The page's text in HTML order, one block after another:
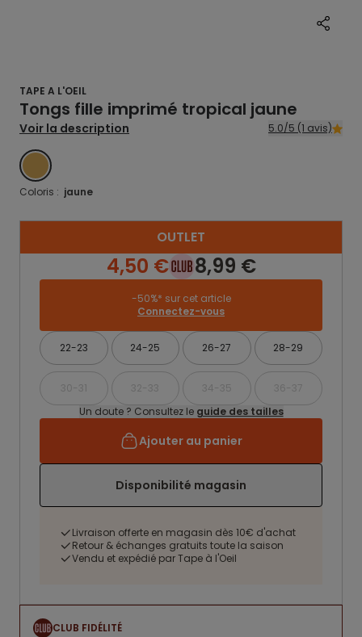
TAPE A L'OEIL
Tongs fille imprimé tropical jaune
Voir la description 5.0/5 (1 avis)
JAUNE
Coloris : jaune
OUTLET
4,50 € 8,99 €
-50%* sur cet article
Connectez-vous
22-23 24-25 26-27 28-29
30-31 32-33 34-35
36-37
Un doute ? Consultez le guide des tailles
Ajouter au panier
Disponibilité magasin
Livraison offerte en magasin dès 10€ d'achat
Retour & échanges gratuits toute la saison
Vendu et expédié par Tape à l'Oeil
CLUB FIDÉLITÉ